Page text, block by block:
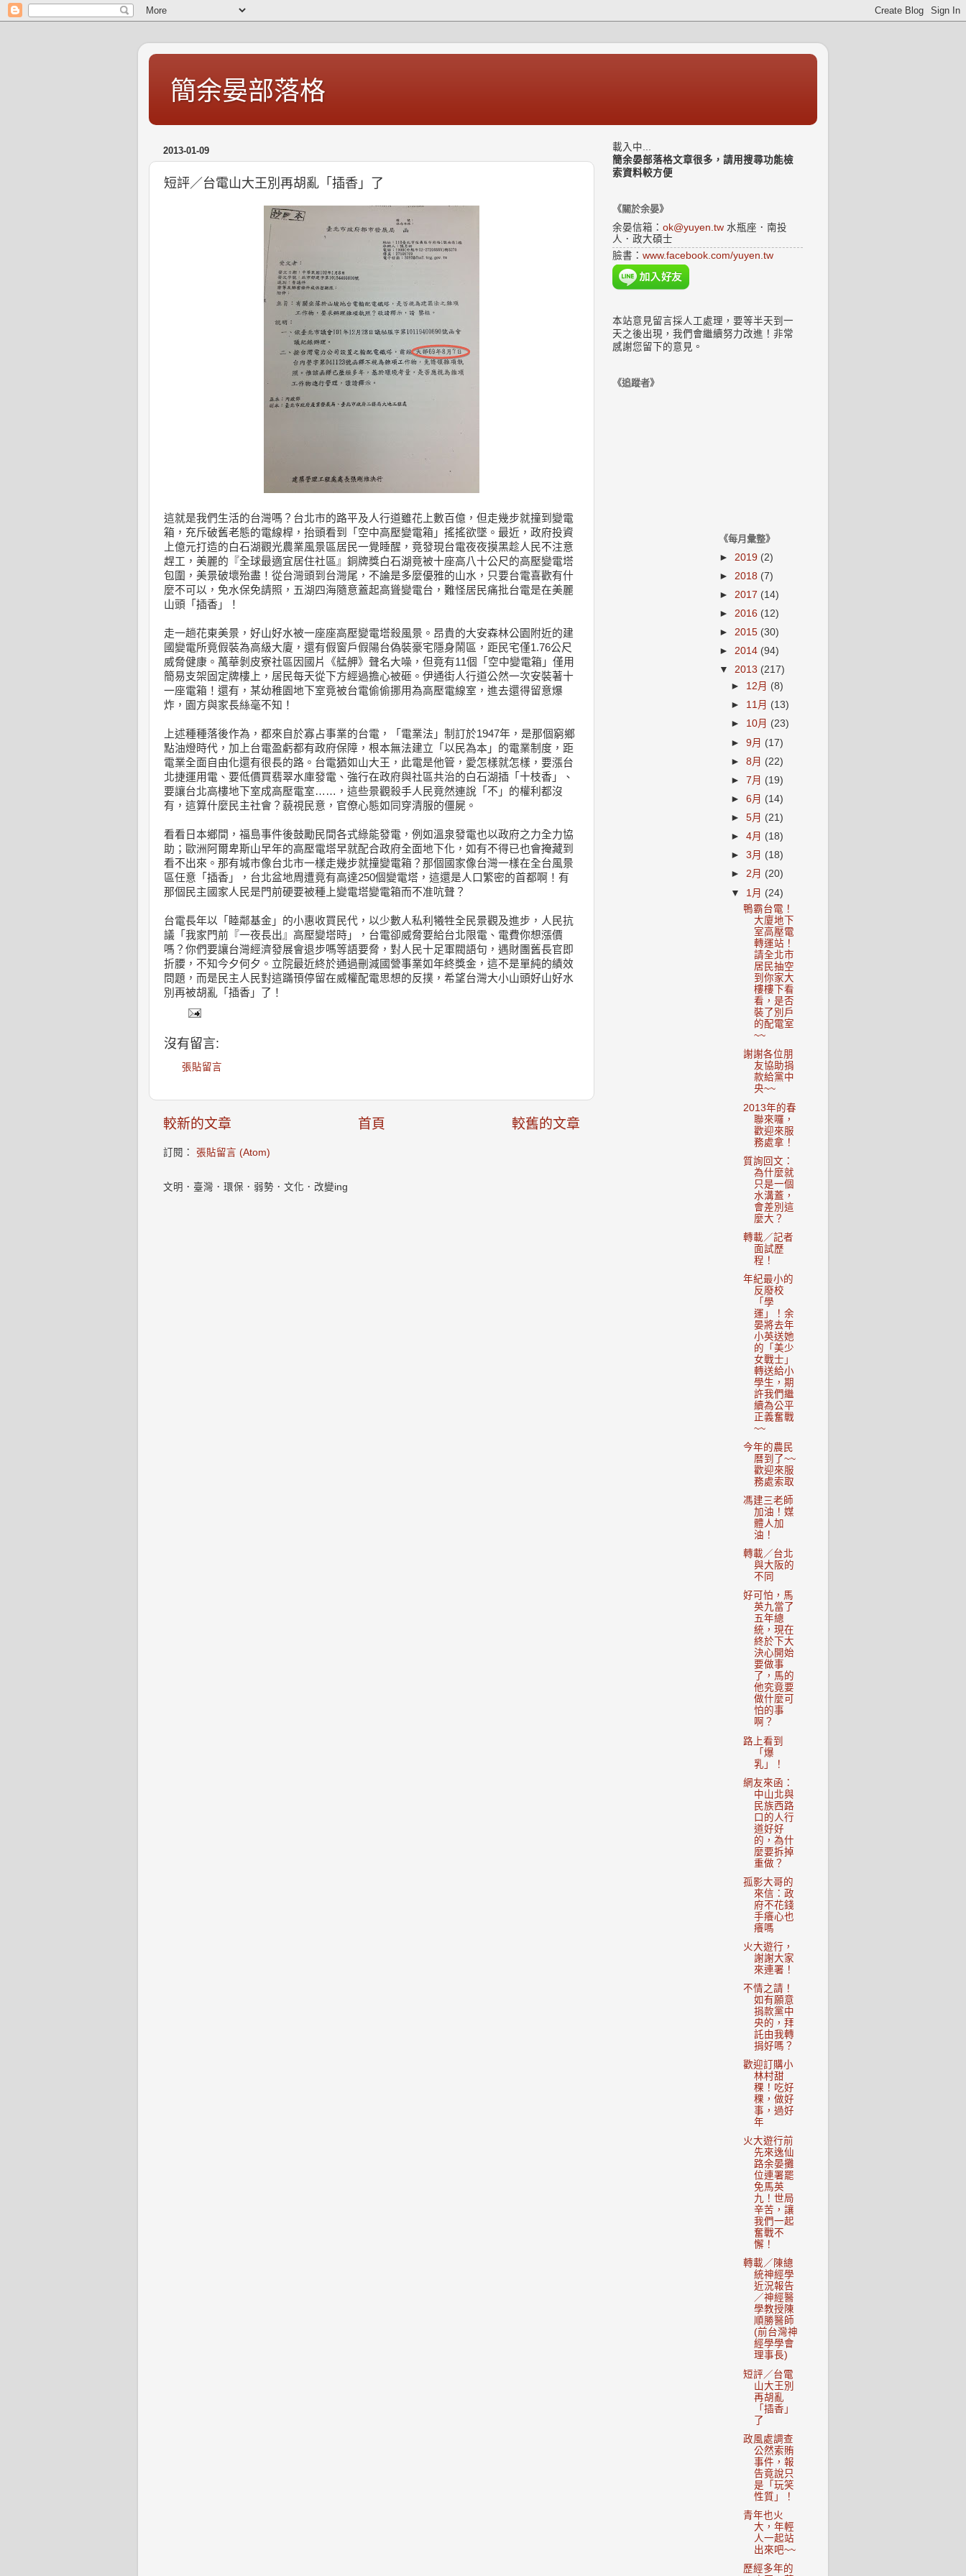
簡余晏部落格
2013-01-09
短評／台電山大王別再胡亂「插香」了
這就是我們生活的台灣嗎？台北市的路平及人行道雖花上數百億，但走幾步就撞到變電
箱，充斥破舊老態的電線桿，抬頭看到「空中高壓變電箱」搖搖欲墜。最近，政府投資
上億元打造的白石湖觀光農業風景區居民一覺睡醒，竟發現台電夜夜摸黑趁人民不注意
趕工，美麗的『全球最適宜居住社區』銅牌獎白石湖竟被十座高八十公尺的高壓變電塔
包圍，美景破壞殆盡！從台灣頭到台灣尾，不論是多麼優雅的山水，只要台電喜歡有什
麼不可以，免水保免請照，五湖四海隨意蓋起高聳變電台，難怪居民痛批台電是在美麗
山頭「插香」！
走一趟花東美景，好山好水被一座座高壓變電塔殺風景。昂貴的大安森林公園附近的建
國變電所竟假裝為高級大廈，還有假窗戶假陽台偽裝豪宅隱身鬧區，距民宅僅1.76公尺
威脅健康。萬華剝皮寮社區因國片《艋舺》聲名大噪，但竟有11個「空中變電箱」僅用
簡易支架固定牌樓上，居民每天從下方經過擔心被砸。伊通街人行道公然一次安裝著十
一座電箱！還有，某幼稚園地下室竟被台電偷偷挪用為高壓電線室，進去還得留意爆
炸，園方與家長絲毫不知！
上述種種落後作為，都來自於寡占事業的台電，「電業法」制訂於1947年，是那個窮鄉
點油燈時代，加上台電盈虧都有政府保障，根本無法建立「以民為本」的電業制度，距
電業全面自由化還有很長的路。台電猶如山大王，此電是他管，愛怎樣就怎樣，要漲台
北捷運用電、要低價買翡翠水庫發電、強行在政府與社區共治的白石湖插「十枝香」、
要讓台北高樓地下室成高壓電室……，這些景觀殺手人民竟然連說「不」的權利都沒
有，這算什麼民主社會？藐視民意，官僚心態如同穿清服的僵屍。
看看日本鄉間，福島事件後鼓勵民間各式綠能發電，例如溫泉發電也以政府之力全力協
助；歐洲阿爾卑斯山早年的高壓電塔早就配合政府全面地下化，如有不得已也會掩藏到
看不出來。那有城市像台北市一樣走幾步就撞變電箱？那個國家像台灣一樣在全台風景
區任意「插香」，台北盆地周遭竟有高達250個變電塔，這還是人口繁密的首都啊！有
那個民主國家人民是門前硬要被種上變電塔變電箱而不准吭聲？
台電長年以「睦鄰基金」的小惠收買民代，以少數人私利犧牲全民景觀及進步，人民抗
議「我家門前『一夜長出』高壓變塔時」，台電卻威脅要給台北限電、電費你想漲價
嗎？你們要讓台灣經濟發展會退步嗎等語要脅，對人民十足軍閥語句，遇財團舊長官即
折腰，不知今夕何夕。立院最近終於通過刪減國營事業如年終獎金，這不是單純的績效
問題，而是民主人民對這蹣頇停留在威權配電思想的反撲，希望台灣大小山頭好山好水
別再被胡亂「插香」了！
沒有留言:
張貼留言
較新的文章 較舊的文章
首頁
訂閱： 張貼留言 (Atom)
文明．臺灣．環保．弱勢．文化．改變ing
載入中...
簡余晏部落格文章很多，請用搜尋功能檢
索資料較方便
《關於余晏》
余晏信箱： ok@yuyen.tw 水瓶座．南投
人．政大碩士
臉書： www.facebook.com/yuyen.tw
本站意見留言採人工處理，要等半天到一
天之後出現，我們會繼續努力改進！非常
感謝您留下的意見。
《追蹤者》
《每月彙整》
► 2019 (2)
► 2018 (7)
► 2017 (14)
► 2016 (12)
► 2015 (30)
► 2014 (94)
▼ 2013 (217)
► 12月 (8)
► 11月 (13)
► 10月 (23)
►9月 (17)
►8月 (22)
►7月 (19)
►6月 (14)
►5月 (21)
►4月 (18)
►3月 (18)
►2月 (20)
▼ 1月 (24)
鴨霸台電！
大廈地下
室高壓電
轉運站！
請全北市
居民抽空
到你家大
樓樓下看
看，是否
裝了別戶
的配電室
~~
謝謝各位朋
友協助捐
款給黨中
央~~
2013年的春
聯來囉，
歡迎來服
務處拿！
質詢回文：
為什麼就
只是一個
水溝蓋，
會差別這
麼大？
轉載／記者
面試歷
程！
年紀最小的
反廢校
「學
運」！余
晏將去年
小英送她
的「美少
女戰士」
轉送給小
學生，期
許我們繼
續為公平
正義奮戰
~~
今年的農民
曆到了~~
歡迎來服
務處索取
馮建三老師
加油！媒
體人加
油！
轉載／台北
與大阪的
不同
好可怕，馬
英九當了
五年總
統，現在
終於下大
決心開始
要做事
了，馬的
他究竟要
做什麼可
怕的事
啊？
路上看到
「爆
乳」！
網友來函：
中山北與
民族西路
口的人行
道好好
的，為什
麼要拆掉
重做？
孤影大哥的
來信：政
府不花錢
手癢心也
癢嗎
火大遊行，
謝謝大家
來連署！
不情之請！
如有願意
捐款黨中
央的，拜
託由我轉
捐好嗎？
歡迎訂購小
林村甜
稞！吃好
稞，做好
事，過好
年
火大遊行前
先來逸仙
路余晏攤
位連署罷
免馬英
九！世局
辛苦，讓
我們一起
奮戰不
懈！
轉載／陳總
統神經學
近況報告
／神經醫
學教授陳
順勝醫師
(前台灣神
經學學會
理事長)
短評／台電
山大王別
再胡亂
「插香」
了
政風處調查
公然索賄
事件，報
告竟說只
是「玩笑
性質」！
青年也火
大，年輕
人一起站
出來吧~~
歷經多年的